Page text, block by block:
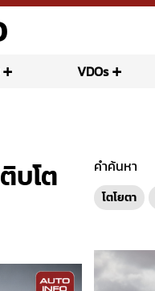
VDOs
บโต
คำค้นหา
โตโยตา